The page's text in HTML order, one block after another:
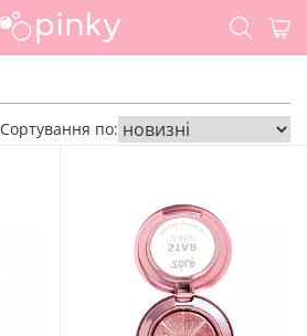
Сортування по: